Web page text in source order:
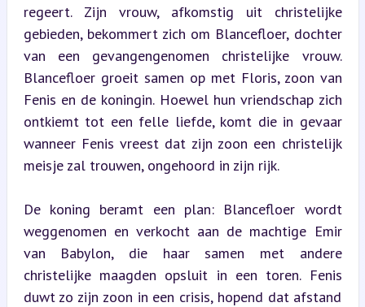
regeert. Zijn vrouw, afkomstig uit christelijke
gebieden, bekommert zich om Blancefloer, dochter
van een gevangengenomen christelijke vrouw.
Blancefloer groeit samen op met Floris, zoon van
Fenis en de koningin. Hoewel hun vriendschap zich
ontkiemt tot een felle liefde, komt die in gevaar
wanneer Fenis vreest dat zijn zoon een christelijk
meisje zal trouwen, ongehoord in zijn rijk.
De koning beramt een plan: Blancefloer wordt
weggenomen en verkocht aan de machtige Emir
van Babylon, die haar samen met andere
christelijke maagden opsluit in een toren. Fenis
duwt zo zijn zoon in een crisis, hopend dat afstand